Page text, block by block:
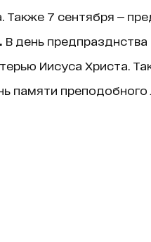
Также 7 сентября —
. В день
Иисуса Христа.
памяти преподобного